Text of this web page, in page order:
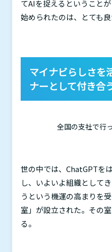
てAIを捉えるということ
始められたのは、とても良
マイナビらしさを
ナーとして付き合
全国の支社で行
世の中では、 ChatGPTを
し、いよいよ組織として
うという機運の高まりを受
室」が設立された。その
る。